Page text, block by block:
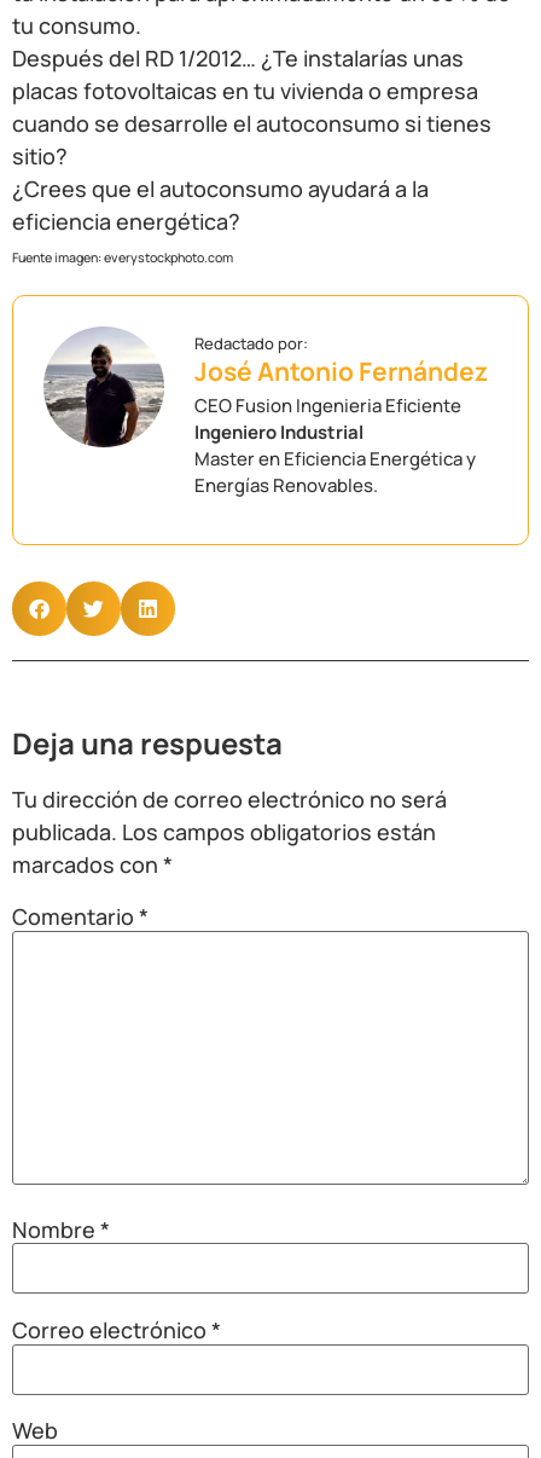
tu consumo.
Después del RD 1/2012… ¿Te instalarías unas
placas fotovoltaicas en tu vivienda o empresa
cuando se desarrolle el autoconsumo si tienes
sitio?
¿Crees que el autoconsumo ayudará a la
eficiencia energética?
Fuente imagen: everystockphoto.com
José Antonio Fernández
CEO Fusion Ingenieria Eficiente
Ingeniero Industrial
Master en Eficiencia Energética y
Energías Renovables.
Deja una respuesta
Tu dirección de correo electrónico no será
publicada. Los campos obligatorios están
marcados con *
Comentario *
Nombre *
Correo electrónico *
Web